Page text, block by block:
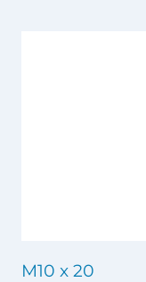
M10 x 20